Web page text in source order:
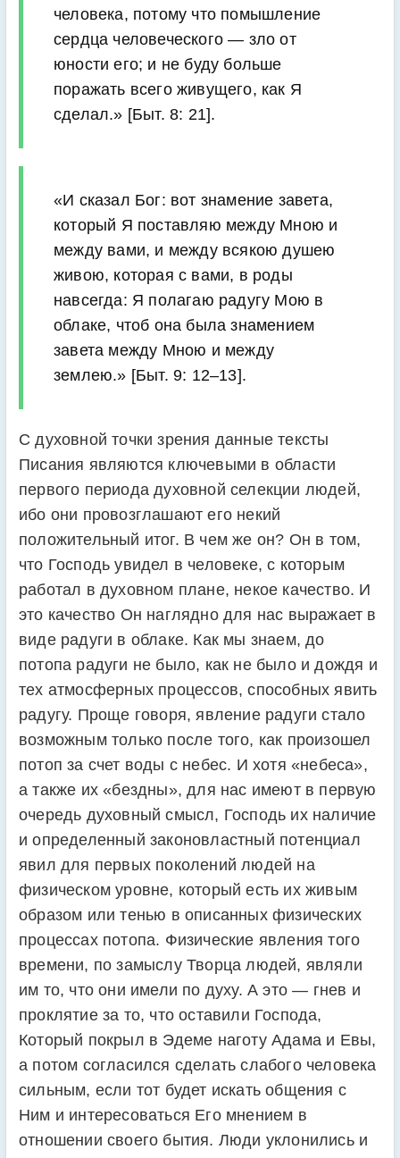
человека, потому что помышление
сердца человеческого — зло от
юности его; и не буду больше
поражать всего живущего, как Я
сделал.» [Быт. 8: 21].
«И сказал Бог: вот знамение завета,
который Я поставляю между Мною и
между вами, и между всякою душею
живою, которая с вами, в роды
навсегда: Я полагаю радугу Мою в
облаке, чтоб она была знамением
завета между Мною и между
землею.» [Быт. 9: 12–13].
С духовной точки зрения данные тексты
Писания являются ключевыми в области
первого периода духовной селекции людей,
ибо они провозглашают его некий
положительный итог. В чем же он? Он в том,
что Господь увидел в человеке, с которым
работал в духовном плане, некое качество. И
это качество Он наглядно для нас выражает в
виде радуги в облаке. Как мы знаем, до
потопа радуги не было, как не было и дождя и
тех атмосферных процессов, способных явить
радугу. Проще говоря, явление радуги стало
возможным только после того, как произошел
потоп за счет воды с небес. И хотя «небеса»,
а также их «бездны», для нас имеют в первую
очередь духовный смысл, Господь их наличие
и определенный законовластный потенциал
явил для первых поколений людей на
физическом уровне, который есть их живым
образом или тенью в описанных физических
процессах потопа. Физические явления того
времени, по замыслу Творца людей, являли
им то, что они имели по духу. А это — гнев и
проклятие за то, что оставили Господа,
Который покрыл в Эдеме наготу Адама и Евы,
а потом согласился сделать слабого человека
сильным, если тот будет искать общения с
Ним и интересоваться Его мнением в
отношении своего бытия. Люди уклонились и